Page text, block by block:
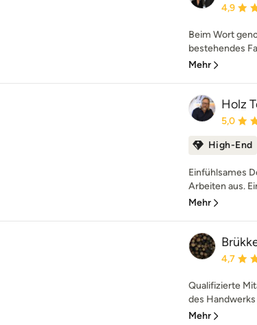
4,9
Beim Wort
bestehendes
Mehr
Holz
5,0
High-End
Einfühlsames
Arbeiten aus.
Mehr
4,7
Qualifizierte
des
Mehr